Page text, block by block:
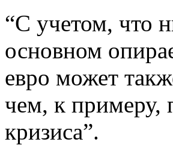
“С учетом, что
основном
евро может
чем, к примеру,
кризиса”.